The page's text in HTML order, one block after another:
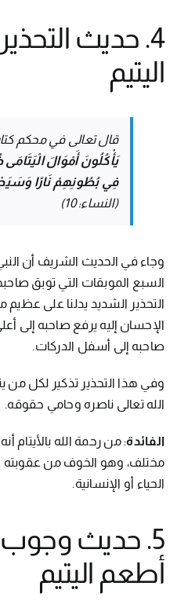
4. حديث
اليتيم
قال تعالى في محكم
يَأْكُلُونَ أَمْوَالَ الْيَتَامَى
فِي بُطُونِهِمْ نَارًا
(النساء: 10)
وجاء في الحديث الشريف أن
السبع الموبقات التي توبق
التحذير الشديد يدلنا على عظيم
الإحسان إليه يرفع صاحبه إلى
صاحبه إلى أسفل الدركات.
وفي هذا التحذير تذكير لكل من
الله تعالى ناصره وحامي حقوقه.
الفائدة: من رحمة الله بالأيتام
مختلف، وهو الخوف من عقوبته
الحياء أو الإنسانية.
5. حديث وجوب
أطعم اليتيم